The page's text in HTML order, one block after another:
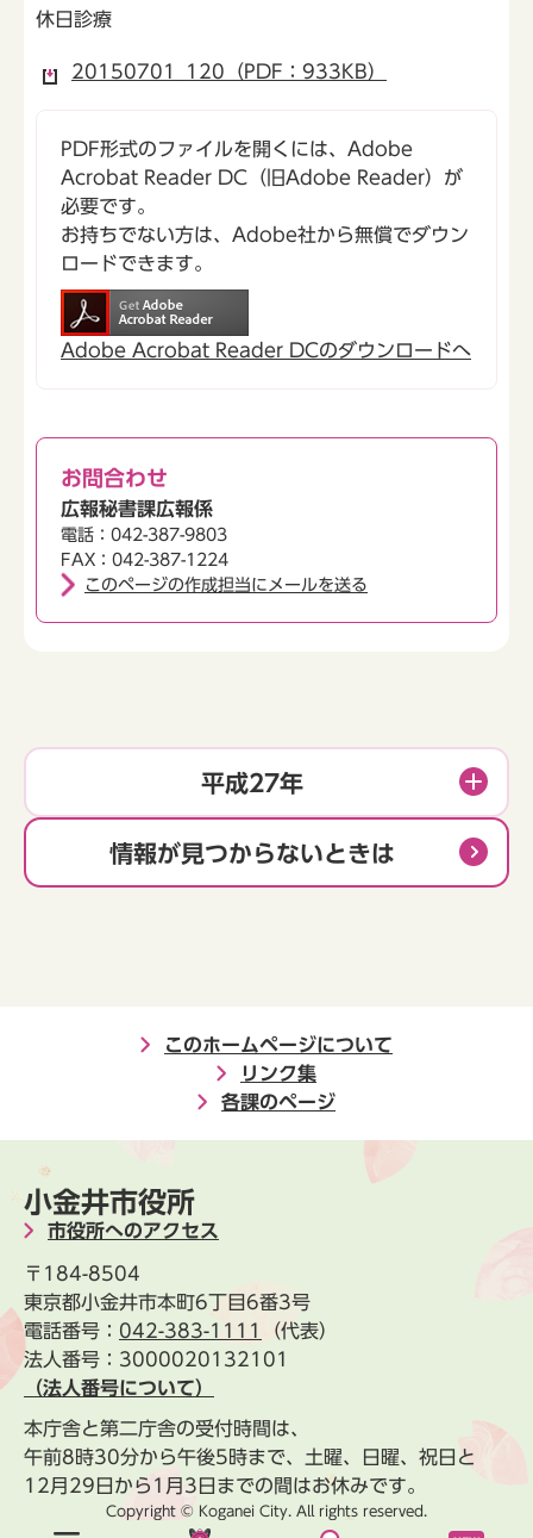
休日診療
20150701_120（PDF：933KB）
PDF形式のファイルを開くには、Adobe
Acrobat Reader DC（旧Adobe Reader）が
必要です。
お持ちでない方は、Adobe社から無償でダウン
ロードできます。
Adobe Acrobat Reader DCのダウンロードへ
お問合わせ
広報秘書課広報係
電話：042-387-9803
FAX：042-387-1224
このページの作成担当にメールを送る
平成27年
情報が見つからないときは
このホームページについて
リンク集
各課のページ
小金井市役所
市役所へのアクセス
〒184-8504
東京都小金井市本町6丁目6番3号
電話番号： 042-383-1111
（代表）
法人番号：3000020132101
（法人番号について）
本庁舎と第二庁舎の受付時間は、
午前8時30分から午後5時まで、土曜、日曜、祝日と
12月29日から1月3日までの間はお休みです。
Copyright © Koganei City. All rights reserved.